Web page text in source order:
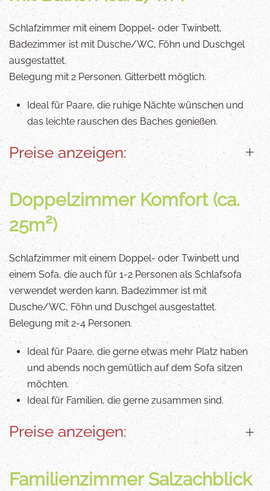
Schlafzimmer mit einem Doppel- oder Twinbett,
Badezimmer ist mit Dusche/WC, Föhn und Duschgel
ausgestattet.
Belegung mit 2 Personen. Gitterbett möglich.
Ideal für Paare, die ruhige Nächte wünschen und
das leichte rauschen des Baches genießen.
Preise anzeigen:
Doppelzimmer Komfort (ca.
25m²)
Schlafzimmer mit einem Doppel- oder Twinbett und
einem Sofa, die auch für 1-2 Personen als Schlafsofa
verwendet werden kann, Badezimmer ist mit
Dusche/WC, Föhn und Duschgel ausgestattet.
Belegung mit 2-4 Personen.
Ideal für Paare, die gerne etwas mehr Platz haben
und abends noch gemütlich auf dem Sofa sitzen
möchten.
Ideal für Familien, die gerne zusammen sind.
Preise anzeigen:
Familienzimmer Salzachblick